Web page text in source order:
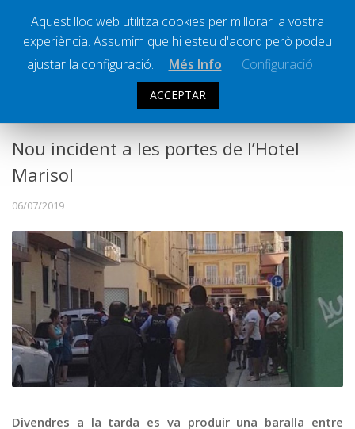
La Banqueta
Transmissions Esportives
Pòdcasts
Vídeos
Graella
Publicitat
Contacte
Ràdio Calella Televisió
Nou incident a les portes de l’Hotel
Marisol
06/07/2019
Divendres a la tarda es va produir una baralla entre
Aquest lloc web utilitza cookies per millorar la vostra
experiència. Assumim que hi esteu d'acord però podeu
ajustar la configuració.
Més Info Configuració
ACCEPTAR